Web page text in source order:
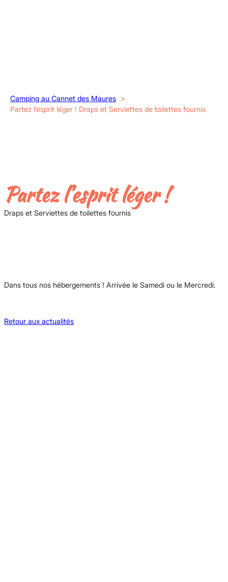
Camping au Cannet des Maures
Partez l’esprit léger ! Draps et Serviettes de toilettes fournis
Partez l’esprit léger !
Draps et Serviettes de toilettes fournis
Dans tous nos hébergements ! Arrivée le Samedi ou le Mercredi.
Retour aux actualités